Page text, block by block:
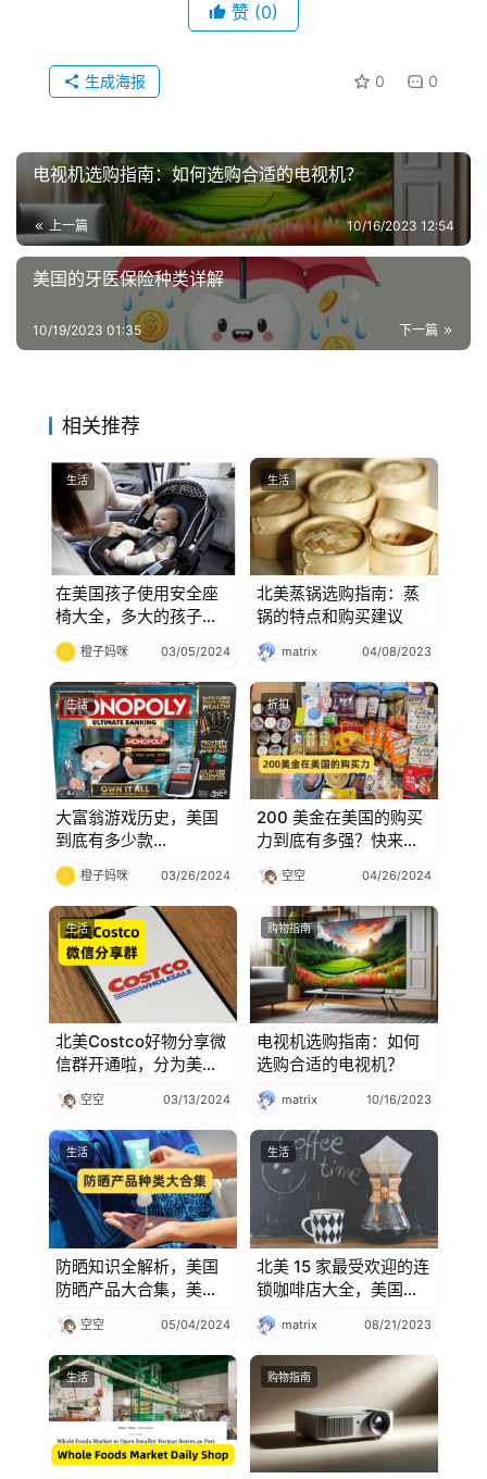
赞 (0)
0 0
生成海报
电视机选购指南：如何选购合适的电视机？
上一篇 10/16/2023 12:54
美国的牙医保险种类详解
下一篇
10/19/2023 01:35
相关推荐
生活
在美国孩子使用安全座
椅大全，多大的孩子该
使用什么安全座椅呢
橙子妈咪 03/05/2024
生活
北美蒸锅选购指南：蒸
锅的特点和购买建议
matrix 04/08/2023
生活
大富翁游戏历史，美国
到底有多少款
MONOPOLY 大富翁，
大富翁最畅销十款合集
橙子妈咪 03/26/2024
折扣
200 美金在美国的购买
力到底有多强？快来看
看 200 美金在美国能买
到什么
空空 04/26/2024
生活
北美Costco好物分享微
信群开通啦，分为美国
群和加拿大群欢迎加
入！空空 03/13/2024
购物指南
电视机选购指南：如何
选购合适的电视机？
matrix 10/16/2023
生活
防晒知识全解析，美国
防晒产品大合集，美国
防晒霜、防晒喷雾、防
晒乳液、防晒棒等等怎
么选，防晒产品清单
空空 05/04/2024
生活
北美 15 家最受欢迎的连
锁咖啡店大全，美国连
锁咖啡店大对比
matrix 08/21/2023
生活 购物指南